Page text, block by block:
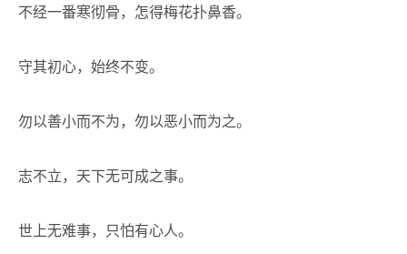
不经一番寒彻骨，怎得梅花扑鼻香。
守其初心，始终不变。
勿以善小而不为，勿以恶小而为之。
志不立，天下无可成之事。
世上无难事，只怕有心人。